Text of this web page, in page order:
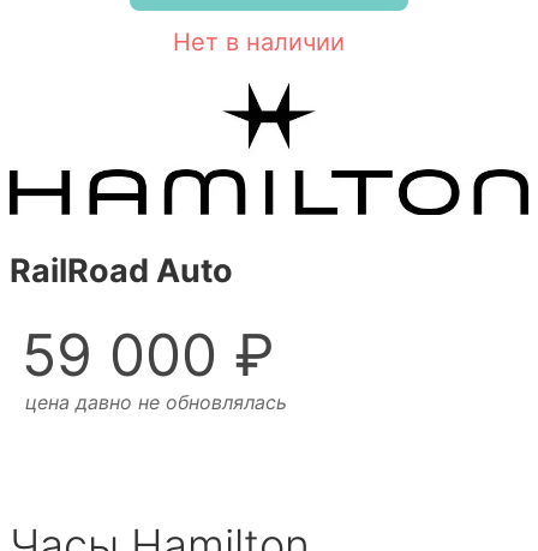
Нет в наличии
RailRoad Auto
59 000 ₽
цена давно не обновлялась